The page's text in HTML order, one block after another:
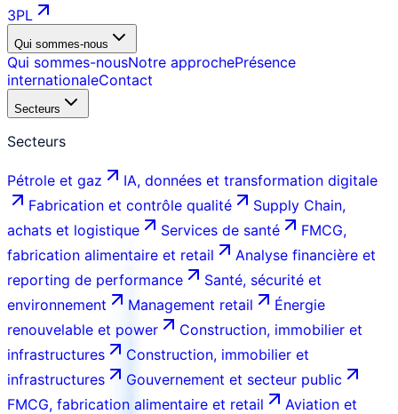
3PL
Qui sommes-nous
Qui sommes-nousNotre approchePrésence
internationaleContact
Secteurs
Secteurs
Pétrole et gaz
IA, données et transformation digitale
Fabrication et contrôle qualité
Supply Chain,
achats et logistique
Services de santé
FMCG,
fabrication alimentaire et retail
Analyse financière et
reporting de performance
Santé, sécurité et
environnement
Management retail
Énergie
renouvelable et power
Construction, immobilier et
infrastructures
Construction, immobilier et
infrastructures
Gouvernement et secteur public
FMCG, fabrication alimentaire et retail
Aviation et